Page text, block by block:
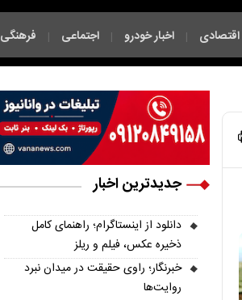
اقتصادی | اخبار خودرو | اجتماعی | فرهنگی
جدیدترین اخبار
دانلود از اینستاگرام؛ راهنمای کامل
ذخیره عکس، فیلم و ریلز
خبرنگار؛ راوی حقیقت در میدان نبرد
روایت‌ها